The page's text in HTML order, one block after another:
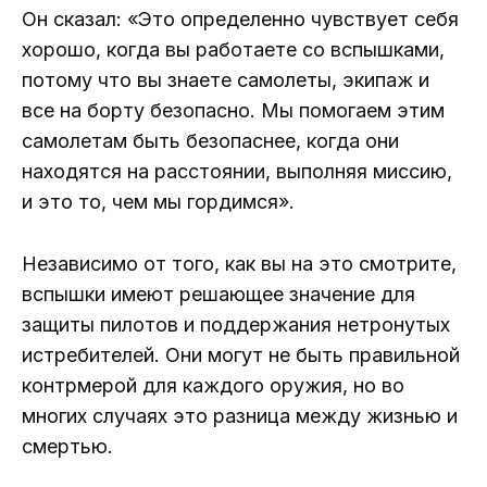
Он сказал: «Это определенно чувствует себя
хорошо, когда вы работаете со вспышками,
потому что вы знаете самолеты, экипаж и
все на борту безопасно. Мы помогаем этим
самолетам быть безопаснее, когда они
находятся на расстоянии, выполняя миссию,
и это то, чем мы гордимся».
Независимо от того, как вы на это смотрите,
вспышки имеют решающее значение для
защиты пилотов и поддержания нетронутых
истребителей. Они могут не быть правильной
контрмерой для каждого оружия, но во
многих случаях это разница между жизнью и
смертью.